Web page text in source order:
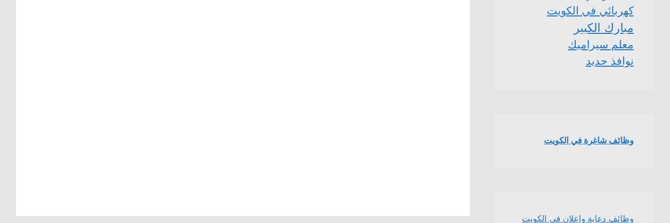
كهربائي في الكويت
مبارك الكبير
معلم سيراميك
نوافذ حديد
وظائف شاغرة في الكويت
وظائف دعاية وإعلان في الكويت